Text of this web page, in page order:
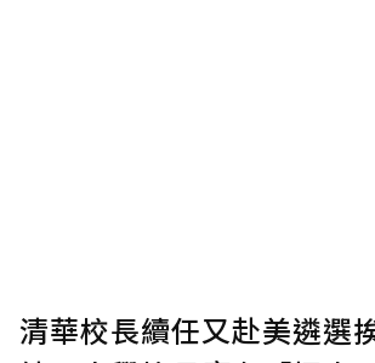
清華校長續任又赴美遴選